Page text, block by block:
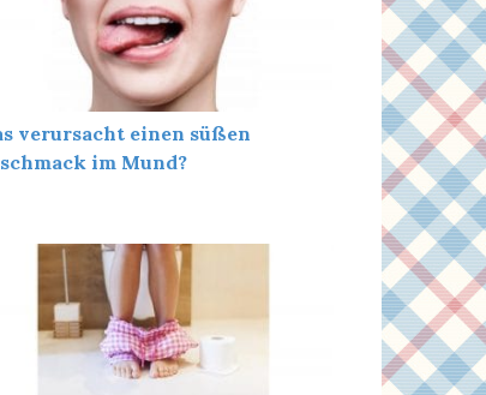
verursacht einen süßen
im Mund?